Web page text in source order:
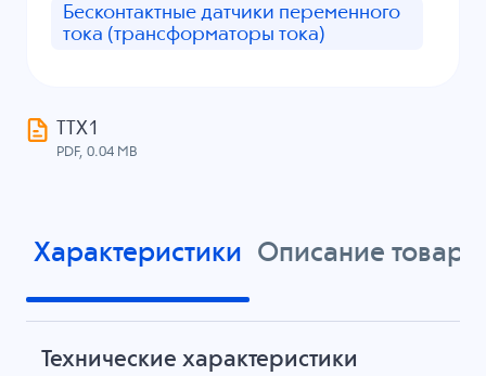
Бесконтактные датчики переменного
тока (трансформаторы тока)
ТТХ1
PDF, 0.04 MB
Характеристики Описание товара
Технические характеристики